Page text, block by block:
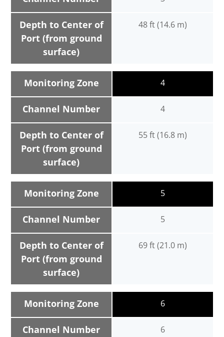
Depth to Center of
Port (from ground
surface)
48 ft (14.6 m)
Monitoring Zone
Channel Number
Depth to Center of
Port (from ground
surface)
4
4
55 ft (16.8 m)
Monitoring Zone
Channel Number
Depth to Center of
Port (from ground
surface)
5
5
69 ft (21.0 m)
Monitoring Zone
Channel Number
6
6